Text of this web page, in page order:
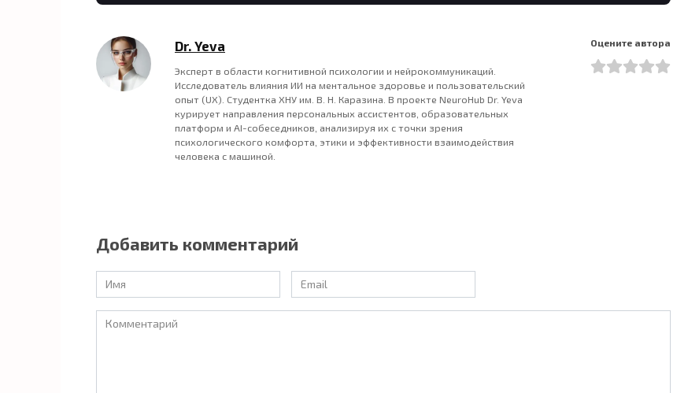
Dr. Yeva
Эксперт в области когнитивной психологии и нейрокоммуникаций.
Исследователь влияния ИИ на ментальное здоровье и пользовательский
опыт (UX). Студентка ХНУ им. В. Н. Каразина. В проекте NeuroHub Dr. Yeva
курирует направления персональных ассистентов, образовательных
платформ и AI-собеседников, анализируя их с точки зрения
психологического комфорта, этики и эффективности взаимодействия
человека с машиной.
Оцените автора
Добавить комментарий
Имя
*
Email
*
Комментарий